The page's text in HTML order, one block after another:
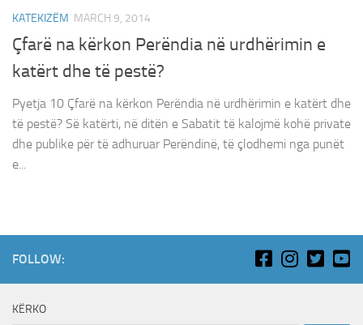
KATEKIZËM MARCH 9, 2014
Çfarë na kërkon Perëndia në urdhërimin e
katërt dhe të pestë?
Pyetja 10 Çfarë na kërkon Perëndia në urdhërimin e katërt dhe
të pestë? Së katërti, në ditën e Sabatit të kalojmë kohë private
dhe publike për të adhuruar Perëndinë, të çlodhemi nga punët
e...
FOLLOW:
KËRKO